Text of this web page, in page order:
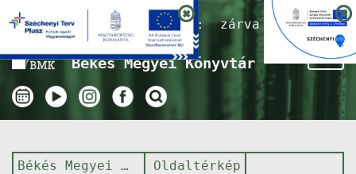
Nyitvatartás ma:zárva
Békés Megyei Könyvtár
Békés Megyei Könyvtár Oldaltérkép